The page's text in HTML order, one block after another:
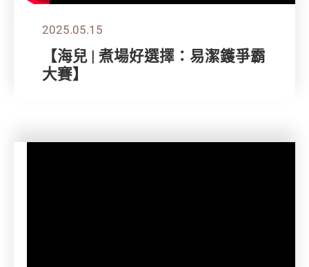
2025.05.15
【海兒 | 煮場好選擇：易潔鑊爭霸
大賽】